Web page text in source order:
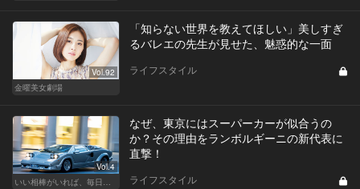
Vol.92
金曜美女劇場
「知らない世界を教えてほしい」美しすぎ
るバレエの先生が見せた、魅惑的な一面
ライフスタイル
Vol.4
いい相棒がいれば、毎日が楽しい。クルマがあるとできること
なぜ、東京にはスーパーカーが似合うの
か？その理由をランボルギーニの新代表に
直撃！
ライフスタイル